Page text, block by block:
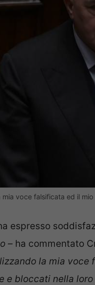
voce falsificata ed il
espresso
– ha commentato
la mia voce
e bloccati nella